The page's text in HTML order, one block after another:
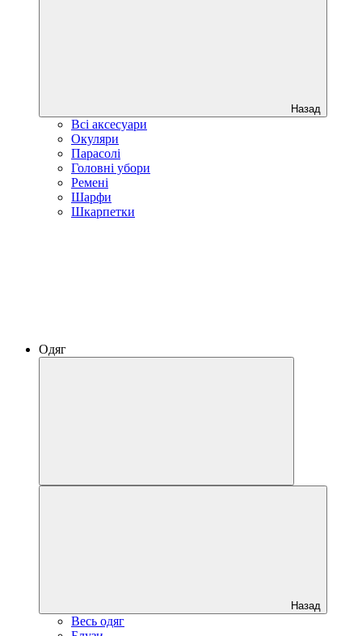
Назад
Всі аксесуари
Окуляри
Парасолі
Головні убори
Ремені
Шарфи
Шкарпетки
Одяг
Назад
Весь одяг